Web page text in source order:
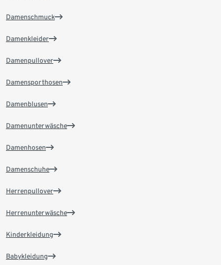
Damenschmuck
Damenkleider
Damenpullover
Damensporthosen
Damenblusen
Damenunterwäsche
Damenhosen
Damenschuhe
Herrenpullover
Herrenunterwäsche
Kinderkleidung
Babykleidung